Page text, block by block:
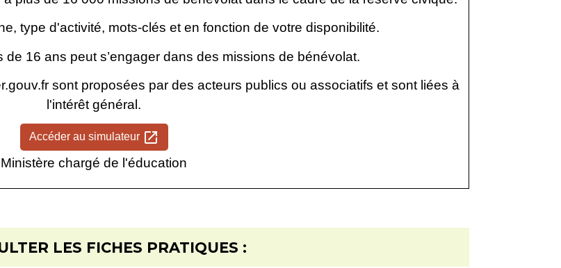
type d'activité, mots-clés et en fonction de votre disponibilité.
16 ans peut s’engager dans des missions de bénévolat.
sont proposées par des acteurs publics ou associatifs et sont liées à
l'intérêt général.
Accéder au simulateur open_in_new
Ministère chargé de l'éducation
LES FICHES PRATIQUES :